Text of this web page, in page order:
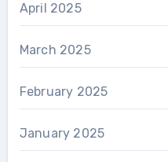
April 2025
March 2025
February 2025
January 2025